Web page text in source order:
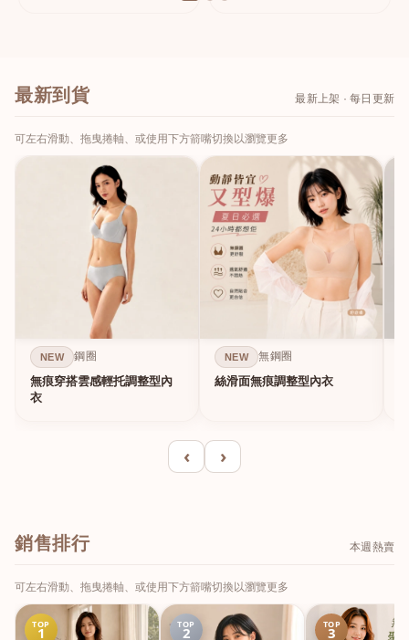
最新到貨 最新上架 · 每日更新
可左右滑動、拖曳捲軸、或使用下方箭嘴切換以瀏覽更多
NEW 鋼圈
無痕穿搭雲感輕托調整型內
衣
NEW 無鋼圈
絲滑面無痕調整型內衣
‹ ›
銷售排行 本週熱賣
可左右滑動、拖曳捲軸、或使用下方箭嘴切換以瀏覽更多
TOP
1 TOP
2 TOP
3